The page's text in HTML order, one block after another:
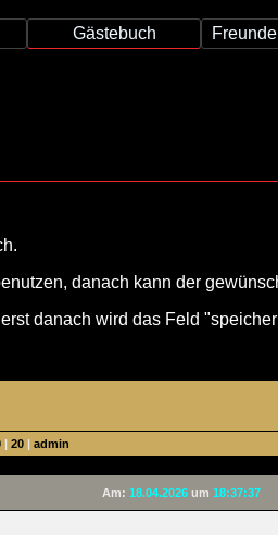
Gästebuch
danach kann der
danach wird das Feld
|20 | admin
Am: 18.04.2026 um 18:37:37